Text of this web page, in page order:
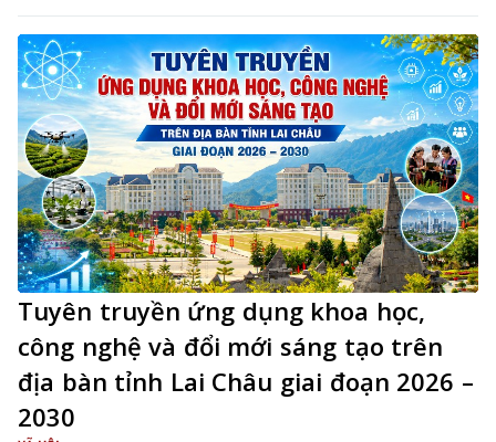
Tuyên truyền ứng dụng khoa học,
công nghệ và đổi mới sáng tạo trên
địa bàn tỉnh Lai Châu giai đoạn 2026 –
2030